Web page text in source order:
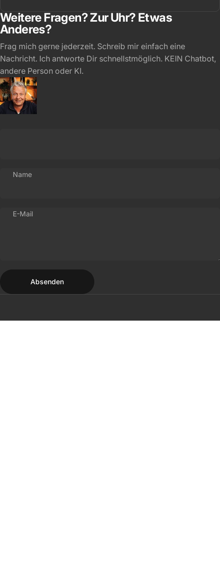
Weitere Fragen? Zur Uhr? Etwas
Anderes?
Frag mich gerne jederzeit. Schreib mir einfach eine
Nachricht. Ich antworte Dir schnellstmöglich. KEIN Chatbot,
andere Person oder KI.
Name
E-Mail
Absenden
Absenden